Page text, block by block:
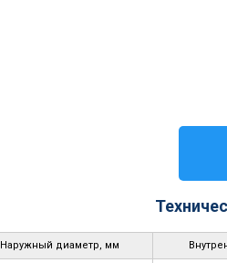
Наружный диаметр, мм